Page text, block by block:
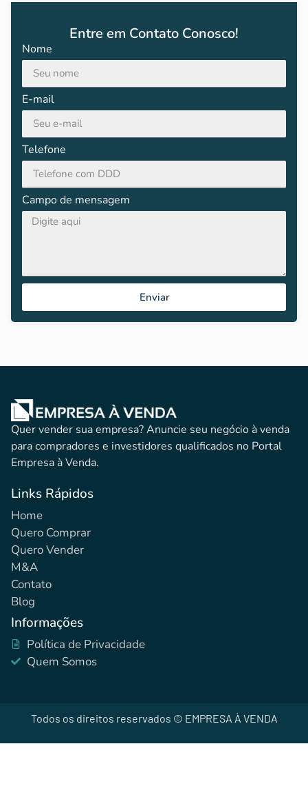
Entre em Contato Conosco!
Nome
E-mail
Telefone
Campo de mensagem
Enviar
Quer vender sua empresa? Anuncie seu negócio à venda
para compradores e investidores qualificados no Portal
Empresa à Venda.
Links Rápidos
Home
Quero Comprar
Quero Vender
M&A
Contato
Blog
Informações
Política de Privacidade
Quem Somos
Todos os direitos reservados © EMPRESA À VENDA